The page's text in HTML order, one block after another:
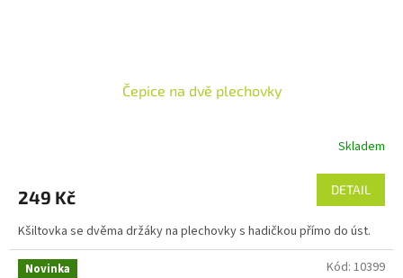
Čepice na dvě plechovky
Skladem
249 Kč DETAIL
Kšiltovka se dvěma držáky na plechovky s hadičkou přímo do úst.
Novinka Kód: 10399